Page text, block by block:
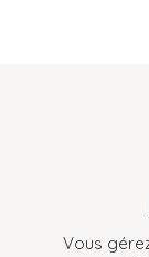
Vous